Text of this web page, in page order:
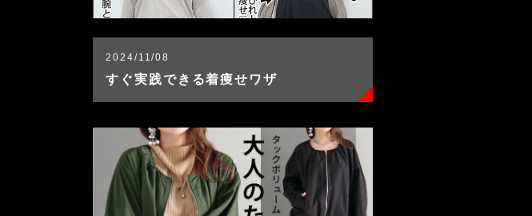
2024/11/08
すぐ実践できる着痩せワザ